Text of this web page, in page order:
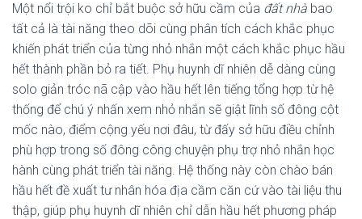
Một nổi trội ko chỉ bắt buộc sở hữu cầm của đất nhà bao
tất cả là tài năng theo dõi cùng phân tích cách khắc phục
khiến phát triển của từng nhỏ nhắn một cách khắc phục hầu
hết thành phần bỏ ra tiết. Phụ huynh dĩ nhiên dễ dàng cùng
solo giản tróc nã cập vào hầu hết lên tiếng tổng hợp từ hệ
thống để chú ý nhấn xem nhỏ nhắn sẽ giật lĩnh số đông cột
mốc nào, điểm cộng yếu nơi đâu, từ đấy sở hữu điều chỉnh
phù hợp trong số đông công chuyện phụ trợ nhỏ nhắn học
hành cùng phát triển tài năng. Hệ thống này còn chào bán
hầu hết đề xuất tư nhân hóa địa cầm căn cứ vào tài liệu thu
thập, giúp phụ huynh dĩ nhiên chỉ dẫn hầu hết phương pháp